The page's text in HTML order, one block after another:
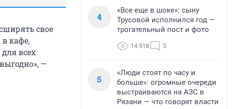
свое
кафе,
всех
—
4
«Все еще в шоке»: сыну
Трусовой исполнился год —
трогательный пост и фото
14 518 3
5
«Люди стоят по часу и
больше»: огромные очереди
выстраиваются на АЗС в
Рязани — что говорят власти